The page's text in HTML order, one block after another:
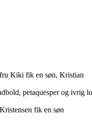
Kiki fik en søn, Kristian
petaquesper og ivrig
fik en søn